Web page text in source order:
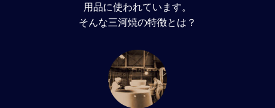
用品に使われています。
そんな三河焼の特徴とは？